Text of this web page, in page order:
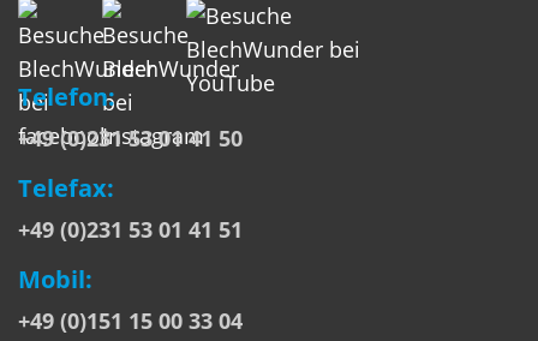
Telefon:
+49 (0)231 53 01 41 50
Telefax:
+49 (0)231 53 01 41 51
Mobil:
+49 (0)151 15 00 33 04